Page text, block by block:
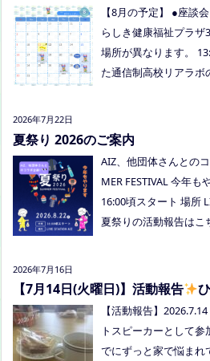
【8月の予定】 ●座談
らしき健康福祉プラザ
場所が異なります。
た通信制高校リアラボ
でお知らせください。
まつフリースクール(
ただきます。 参加費：
円、乳幼児無料 ※お
orms.gle/
談会(北村がゲストス
2026年7月22日
夏祭り 2026のご案内
AIZ、他団体さんとの
MER FESTIVAL 今年
16:00頃スタート 場所
夏祭りの活動報告はこ
2026年7月16日
【7月14日(火曜日)】活動報告
参加しました
【活動報告】
トスピーカーとして
でにずっと家で悩まれ